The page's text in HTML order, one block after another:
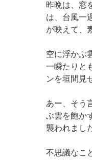
昨晩は、窓
は、台風一
が映えて、
空に浮かぶ
一瞬たりと
ンを垣間見
あー、そう
ぶ雲を飽か
襲われまし
不思議なこ